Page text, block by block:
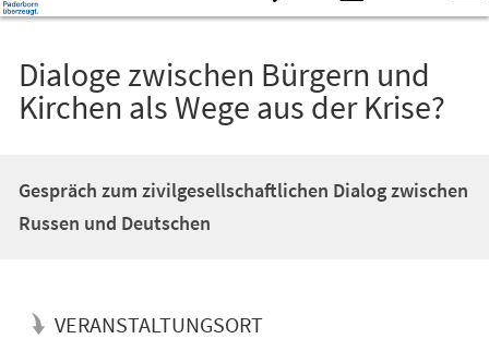
Dialoge zwischen Bürgern und
Kirchen als Wege aus der Krise?
Gespräch zum zivilgesellschaftlichen Dialog zwischen
Russen und Deutschen
VERANSTALTUNGSORT